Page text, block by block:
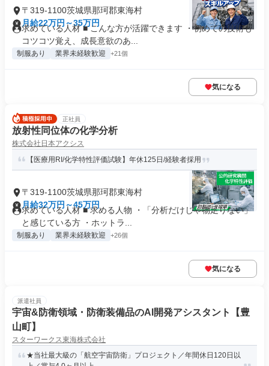
〒319-1100茨城県那珂郡東海村
月給22万円～35万円
求めている人材 ■ こんな方が活躍できます ・初めての技術も
コツコツ覚え、成長意欲のあ...
制服あり 業界未経験歓迎 +21個
気になる
正社員
放射性同位体の化学分析
株式会社日本アクシス
【医療用RI/化学特性評価試験】年休125日/経験者採用
〒319-1100茨城県那珂郡東海村
月給32万円～45万円
求めている人材 ■ 求める人物 ・「分析だけじゃ物足りない」
と感じている方 ・ホットラ...
制服あり 業界未経験歓迎 +26個
気になる
派遣社員
宇宙&防衛領域・防衛装備品のAI開発アシスタント【豊
山町】
スターワークス東海株式会社
★当社最大級の「航空宇宙防衛」プロジェクト／年間休日120日以